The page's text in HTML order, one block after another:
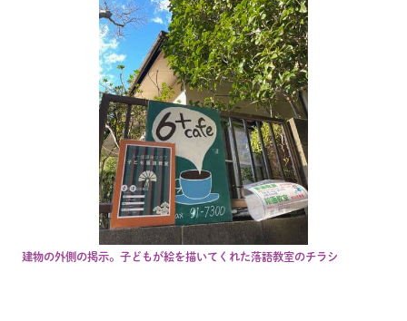
建物の外側の掲示。子どもが絵を描いてくれた落語教室のチラシ